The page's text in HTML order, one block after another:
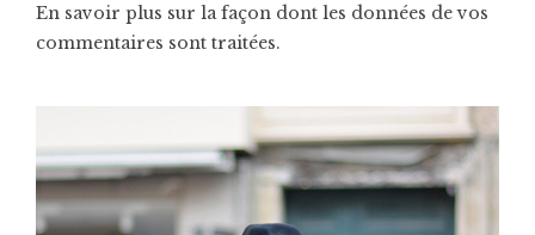
En savoir plus sur la façon dont les données de vos
commentaires sont traitées.